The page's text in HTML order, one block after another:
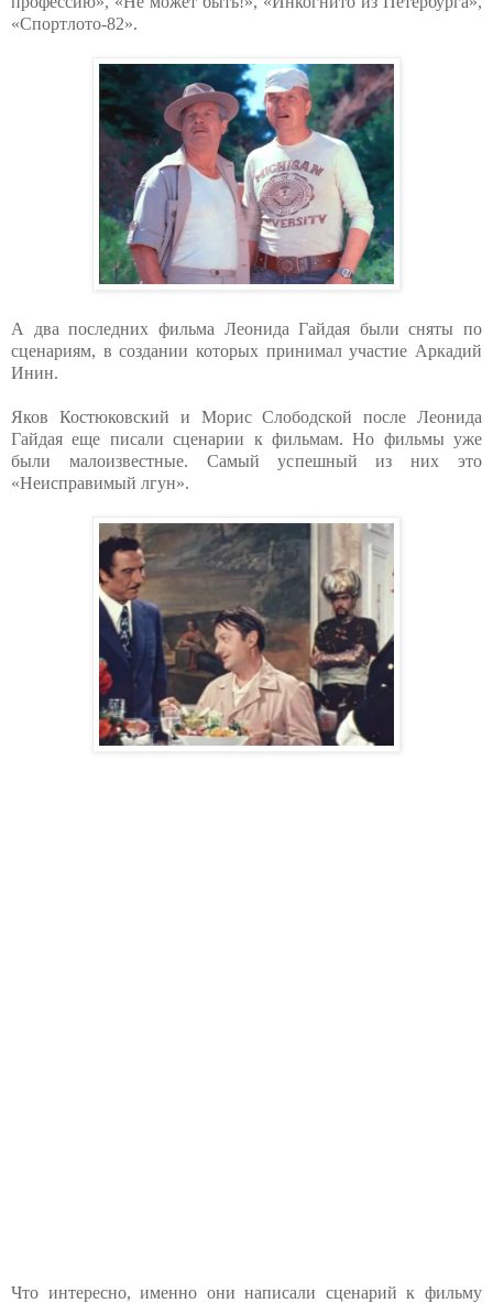
«Спортлото-82».
А два последних фильма Леонида Гайдая были сняты по
сценариям, в создании которых принимал участие Аркадий
Инин.
Яков Костюковский и Морис Слободской после Леонида
Гайдая еще писали сценарии к фильмам. Но фильмы уже
были малоизвестные. Самый успешный из них это
«Неисправимый лгун».
Что интересно, именно они написали сценарий к фильму